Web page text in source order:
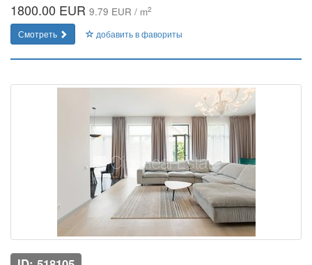
1800.00 EUR 9.79 EUR / m2
Смотреть добавить в фавориты